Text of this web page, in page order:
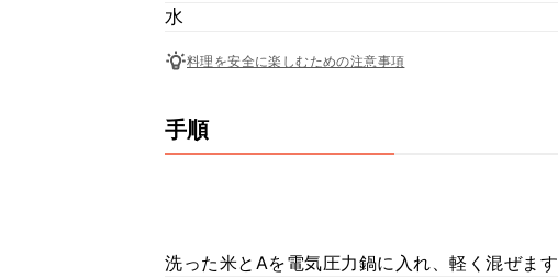
水
料理を安全に楽しむための注意事項
手順
洗った米とAを電気圧力鍋に入れ、軽く混ぜます